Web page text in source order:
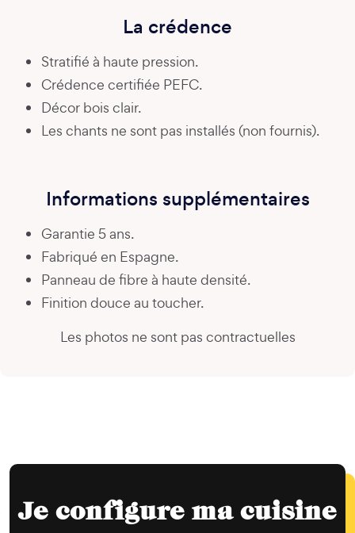
La crédence
Stratifié à haute pression.
Crédence certifiée PEFC.
Décor bois clair.
Les chants ne sont pas installés (non fournis).
Informations supplémentaires
Garantie 5 ans.
Fabriqué en Espagne.
Panneau de fibre à haute densité.
Finition douce au toucher.
Les photos ne sont pas contractuelles
Je configure ma cuisine